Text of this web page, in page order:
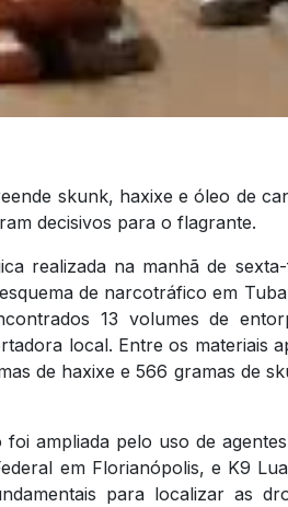
skunk, haxixe e óleo de
decisivos para o flagrante.
realizada na manhã de
de narcotráfico em
13 volumes de
local. Entre os materiais
de haxixe e 566 gramas de
ampliada pelo uso de
em Florianópolis, e K9
para localizar as